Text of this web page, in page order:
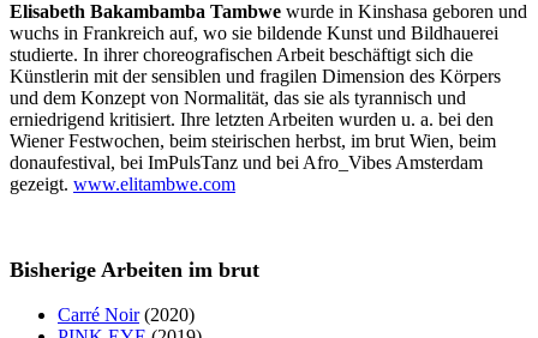
Elisabeth Bakambamba Tambwe wurde in Kinshasa geboren und
wuchs in Frankreich auf, wo sie bildende Kunst und Bildhauerei
studierte. In ihrer choreografischen Arbeit beschäftigt sich die
Künstlerin mit der sensiblen und fragilen Dimension des Körpers
und dem Konzept von Normalität, das sie als tyrannisch und
erniedrigend kritisiert. Ihre letzten Arbeiten wurden u. a. bei den
Wiener Festwochen, beim steirischen herbst, im brut Wien, beim
donaufestival, bei ImPulsTanz und bei Afro_Vibes Amsterdam
gezeigt. www.elitambwe.com
Bisherige Arbeiten im brut
Carré Noir(2020)